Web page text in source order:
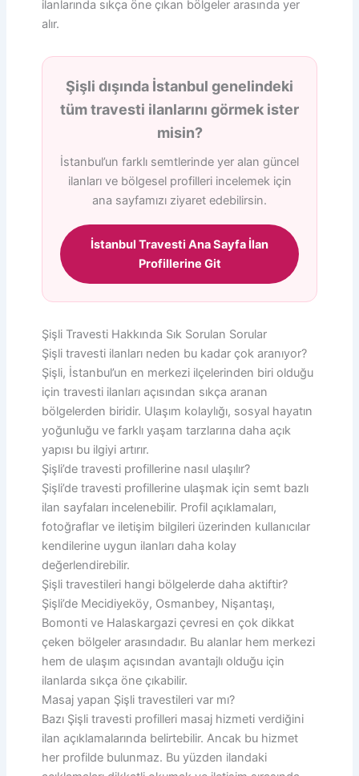
ilanlarında sıkça öne çıkan bölgeler arasında yer
alır.
Şişli dışında İstanbul genelindeki
tüm travesti ilanlarını görmek ister
misin?
İstanbul’un farklı semtlerinde yer alan güncel
ilanları ve bölgesel profilleri incelemek için
ana sayfamızı ziyaret edebilirsin.
İstanbul Travesti Ana Sayfa İlan
Profillerine Git
Şişli Travesti Hakkında Sık Sorulan Sorular
Şişli travesti ilanları neden bu kadar çok aranıyor?
Şişli, İstanbul’un en merkezi ilçelerinden biri olduğu
için travesti ilanları açısından sıkça aranan
bölgelerden biridir. Ulaşım kolaylığı, sosyal hayatın
yoğunluğu ve farklı yaşam tarzlarına daha açık
yapısı bu ilgiyi artırır.
Şişli’de travesti profillerine nasıl ulaşılır?
Şişli’de travesti profillerine ulaşmak için semt bazlı
ilan sayfaları incelenebilir. Profil açıklamaları,
fotoğraflar ve iletişim bilgileri üzerinden kullanıcılar
kendilerine uygun ilanları daha kolay
değerlendirebilir.
Şişli travestileri hangi bölgelerde daha aktiftir?
Şişli’de Mecidiyeköy, Osmanbey, Nişantaşı,
Bomonti ve Halaskargazi çevresi en çok dikkat
çeken bölgeler arasındadır. Bu alanlar hem merkezi
hem de ulaşım açısından avantajlı olduğu için
ilanlarda sıkça öne çıkabilir.
Masaj yapan Şişli travestileri var mı?
Bazı Şişli travesti profilleri masaj hizmeti verdiğini
ilan açıklamalarında belirtebilir. Ancak bu hizmet
her profilde bulunmaz. Bu yüzden ilandaki